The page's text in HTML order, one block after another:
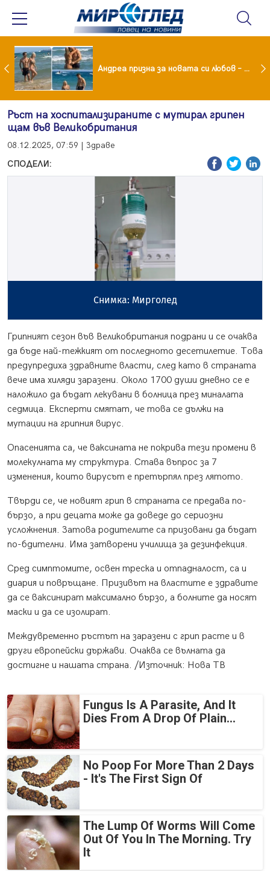
Драма вместо щастие: Звезда от "Татковци" е в болница с високорискова бременност Андреа призна за новата си любов – руснакът Игор
Ръст на хоспитализираните с мутирал грипен
щам във Великобритания
08.12.2025, 07:59 | Здраве
СПОДЕЛИ:
Снимка: Мирголед
Грипният сезон във Великобритания подрани и се очаква
да бъде най-тежкият от последното десетилетие. Това
предупредиха здравните власти, след като в страната
вече има хиляди заразени. Около 1700 души дневно се е
наложило да бъдат лекувани в болница през миналата
седмица. Експерти смятат, че това се дължи на
мутации на грипния вирус.
Опасенията са, че ваксината не покрива тези промени в
молекулната му структура. Става въпрос за 7
изменения, които вирусът е претърпял през лятото.
Твърди се, че новият грип в страната се предава по-
бързо, а при децата може да доведе до сериозни
усложнения. Затова родителите са призовани да бъдат
по-бдителни. Има затворени училища за дезинфекция.
Сред симптомите, освен треска и отпадналост, са и
диария и повръщане. Призивът на властите е здравите
да се ваксинират максимално бързо, а болните да носят
маски и да се изолират.
Междувременно ръстът на заразени с грип расте и в
други европейски държави. Очаква се вълната да
достигне и нашата страна. /Източник: Нова ТВ
Fungus Is A Parasite, And It
Dies From A Drop Of Plain...
No Poop For More Than 2 Days
- It's The First Sign Of
The Lump Of Worms Will Come
Out Of You In The Morning. Try
It